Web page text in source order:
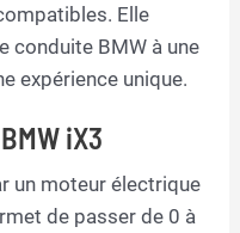
Elle
conduite BMW à une
expérience unique.
iX3
un moteur électrique
de passer de 0 à